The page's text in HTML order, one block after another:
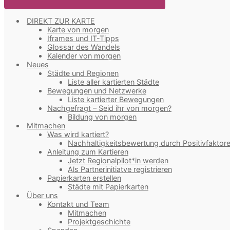
DIREKT ZUR KARTE
Karte von morgen
Iframes und IT-Tipps
Glossar des Wandels
Kalender von morgen
Neues
Städte und Regionen
Liste aller kartierten Städte
Bewegungen und Netzwerke
Liste kartierter Bewegungen
Nachgefragt – Seid ihr von morgen?
Bildung von morgen
Mitmachen
Was wird kartiert?
Nachhaltigkeitsbewertung durch
Anleitung zum Kartieren
Jetzt Regionalpilot*in werden
Als Partnerinitiatve registrieren
Papierkarten erstellen
Städte mit Papierkarten
Über uns
Kontakt und Team
Mitmachen
Projektgeschichte